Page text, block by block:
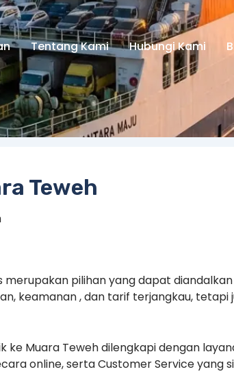
Tentang Kami Hubungi Kami
Teweh
merupakan pilihan yang dapat
keamanan , dan tarif terjangkau, tetapi
ke Muara Teweh dilengkapi dengan
online, serta Customer Service yang